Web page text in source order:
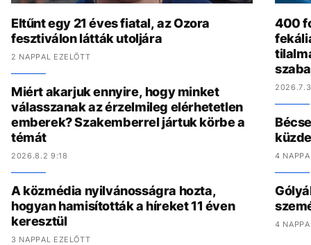
Eltűnt egy 21 éves fiatal, az Ozora
fesztiválon látták utoljára
2 NAPPAL EZELŐTT
Miért akarjuk ennyire, hogy minket
válasszanak az érzelmileg elérhetetlen
emberek? Szakemberrel jártuk körbe a
témát
2026.8.2 9:18
A közmédia nyilvánosságra hozta,
hogyan hamisították a híreket 11 éven
keresztül
3 NAPPAL EZELŐTT
400
4
4